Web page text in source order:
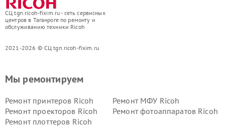
СЦ tgn.ricoh-fixim.ru - сеть сервисных
центров в Таганроге по ремонту и
обслуживанию техники Ricoh
2021-2026 © СЦ tgn.ricoh-fixim.ru
Мы ремонтируем
Ремонт принтеров Ricoh
Ремонт МФУ Ricoh
Ремонт проекторов Ricoh
Ремонт фотоаппаратов Ricoh
Ремонт плоттеров Ricoh